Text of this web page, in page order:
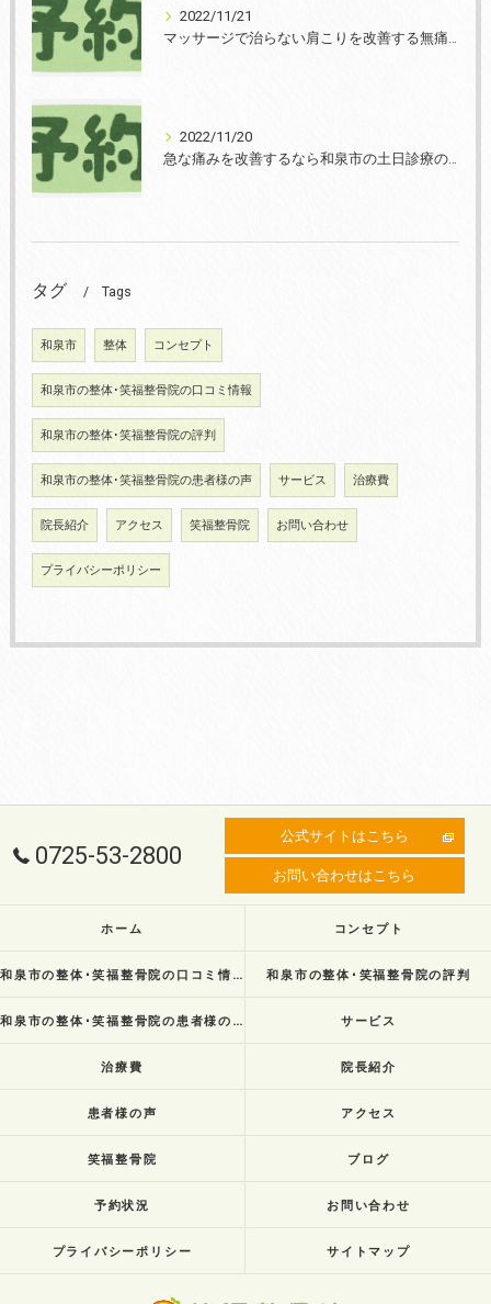
2022/11/21
マッサージで治らない肩こりを改善する無痛整体和泉市笑福整骨院【2022年11月21日の予約状況】
2022/11/20
急な痛みを改善するなら和泉市の土日診療の笑福整骨院【2022年11月20日の予約状況】
タグ Tags
和泉市 整体 コンセプト
和泉市の整体･笑福整骨院の口コミ情報
和泉市の整体･笑福整骨院の評判
和泉市の整体･笑福整骨院の患者様の声 サービス 治療費
院長紹介 アクセス 笑福整骨院 お問い合わせ
プライバシーポリシー
0725-53-2800
公式サイトはこちら
お問い合わせはこちら
ホーム コンセプト
和泉市の整体･笑福整骨院の口コミ情報 和泉市の整体･笑福整骨院の評判
和泉市の整体･笑福整骨院の患者様の声 サービス
治療費 院長紹介
患者様の声 アクセス
笑福整骨院 ブログ
予約状況 お問い合わせ
プライバシーポリシー サイトマップ